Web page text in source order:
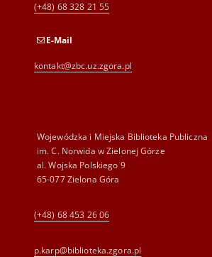
(+48) 68 328 21 55
E-Mail
kontakt@zbc.uz.zgora.pl
Wojewódzka i Miejska Biblioteka Publiczna
im. C. Norwida w Zielonej Górze
al. Wojska Polskiego 9
65-077 Zielona Góra
(+48) 68 453 26 06
p.karp@biblioteka.zgora.pl